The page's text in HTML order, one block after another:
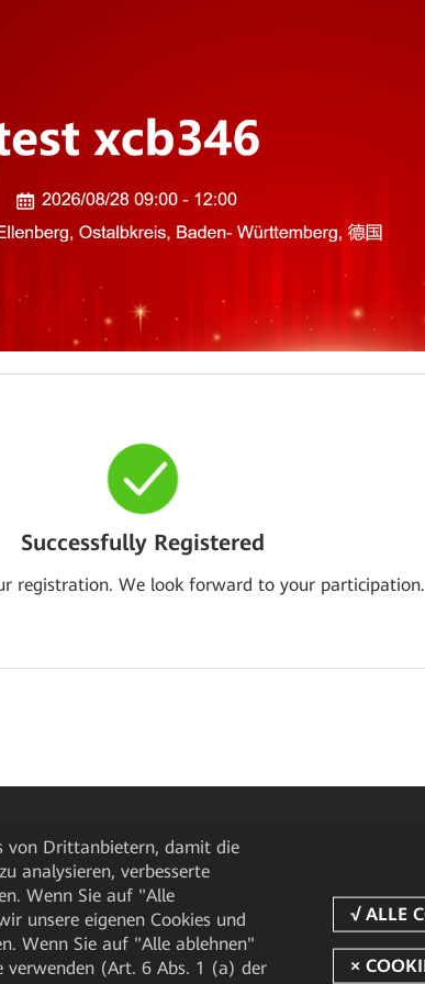
Successfully Registered
registration. We look forward to your participation.
von Drittanbietern, damit die
analysieren, verbesserte
Wenn Sie auf "Alle
unsere eigenen Cookies und
Wenn Sie auf "Alle ablehnen"
verwenden (Art. 6 Abs. 1 (a) der